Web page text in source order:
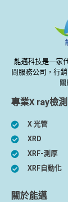
能邁科技是一家
問服務公司，行
專業X ray檢
X 光管
XRD
XRF-測厚
XRF自動化
關於能邁